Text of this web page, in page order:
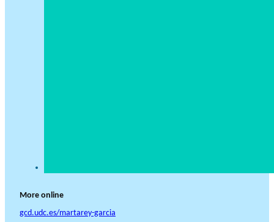
More online
gcd.udc.es/martarey-garcia